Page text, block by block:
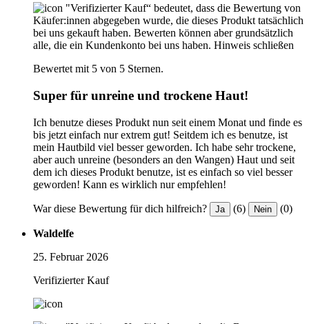
"Verifizierter Kauf“ bedeutet, dass die Bewertung von
Käufer:innen abgegeben wurde, die dieses Produkt tatsächlich
bei uns gekauft haben. Bewerten können aber grundsätzlich
alle, die ein Kundenkonto bei uns haben. Hinweis schließen
Bewertet mit 5 von 5 Sternen.
Super für unreine und trockene Haut!
Ich benutze dieses Produkt nun seit einem Monat und finde es
bis jetzt einfach nur extrem gut! Seitdem ich es benutze, ist
mein Hautbild viel besser geworden. Ich habe sehr trockene,
aber auch unreine (besonders an den Wangen) Haut und seit
dem ich dieses Produkt benutze, ist es einfach so viel besser
geworden! Kann es wirklich nur empfehlen!
War diese Bewertung für dich hilfreich? Ja (6) Nein (0)
Waldelfe
25. Februar 2026
Verifizierter Kauf